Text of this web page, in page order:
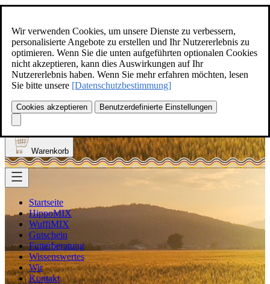
Wir verwenden Cookies, um unsere Dienste zu verbessern,
personalisierte Angebote zu erstellen und Ihr Nutzererlebnis zu
optimieren. Wenn Sie die unten aufgeführten optionalen Cookies
nicht akzeptieren, kann dies Auswirkungen auf Ihr
Nutzererlebnis haben. Wenn Sie mehr erfahren möchten, lesen
Sie bitte unsere [Datenschutzbestimmung]
Cookies akzeptieren Benutzerdefinierte Einstellungen
Zum Inhalt springen
+49(0)5129-308
Produkt finden
0
Warenkorb
Startseite
HippoMIX
WuffiMIX
Gutschein
Futterberatung
Wissenswertes
Wir
Kontakt